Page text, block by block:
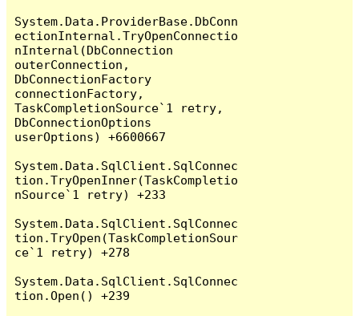
System.Data.ProviderBase.DbConn
ectionInternal.TryOpenConnectio
nInternal(DbConnection
outerConnection,
DbConnectionFactory
connectionFactory,
TaskCompletionSource`1 retry,
DbConnectionOptions
userOptions) +6600667
System.Data.SqlClient.SqlConnec
tion.TryOpenInner(TaskCompletio
nSource`1 retry) +233
System.Data.SqlClient.SqlConnec
tion.TryOpen(TaskCompletionSour
ce`1 retry) +278
System.Data.SqlClient.SqlConnec
tion.Open() +239